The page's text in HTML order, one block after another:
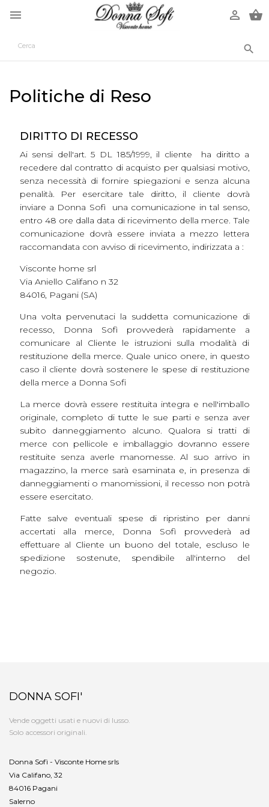
 


Politiche di Reso
DIRITTO DI RECESSO
Ai sensi dell'art. 5 DL 185/1999, il cliente ha diritto a
recedere dal contratto di acquisto per qualsiasi motivo,
senza necessità di fornire spiegazioni e senza alcuna
penalità. Per esercitare tale diritto, il cliente dovrà
inviare a Donna Sofì una comunicazione in tal senso,
entro 48 ore dalla data di ricevimento della merce. Tale
comunicazione dovrà essere inviata a mezzo lettera
raccomandata con avviso di ricevimento, indirizzata a :
Visconte home srl
Via Aniello Califano n 32
84016, Pagani (SA)
Una volta pervenutaci la suddetta comunicazione di
recesso, Donna Sofì provvederà rapidamente a
comunicare al Cliente le istruzioni sulla modalità di
restituzione della merce. Quale unico onere, in questo
caso il cliente dovrà sostenere le spese di restituzione
della merce a Donna Sofi
La merce dovrà essere restituita integra e nell'imballo
originale, completo di tutte le sue parti e senza aver
subito danneggiamento alcuno. Qualora si tratti di
merce con pellicole e imballaggio dovranno essere
restituite senza averle manomesse. Al suo arrivo in
magazzino, la merce sarà esaminata e, in presenza di
danneggiamenti o manomissioni, il recesso non potrà
essere esercitato.
Fatte salve eventuali spese di ripristino per danni
accertati alla merce, Donna Sofì provvederà ad
effettuare al Cliente un buono del totale, escluso le
spedizione sostenute, spendibile all'interno del
negozio.
DONNA SOFI'
Vende oggetti usati e nuovi di lusso.
Solo accessori originali.
Donna Sofì - Visconte Home srls
Via Califano, 32
84016 Pagani
Salerno